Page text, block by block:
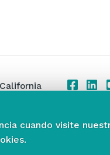
cuando visite